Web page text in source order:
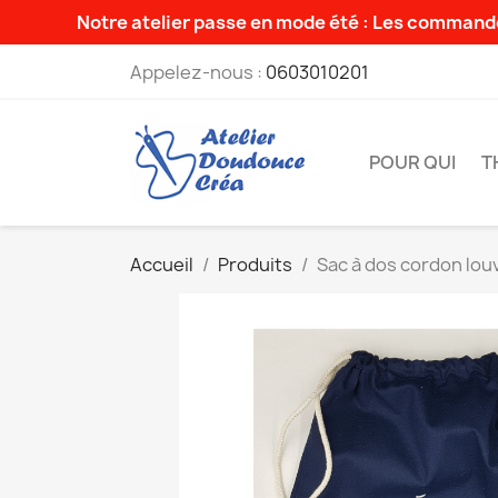
Notre atelier passe en mode été : Les
Appelez-nous : 0603010201
POUR QUI
Accueil Produits Sac à dos cordon